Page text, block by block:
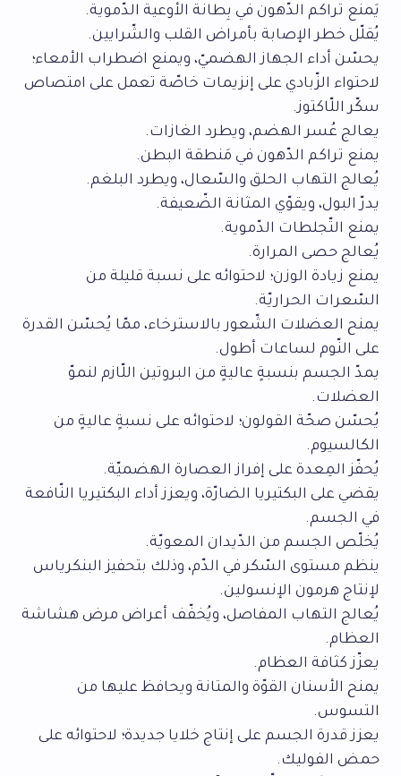
يَمنع تراكم الدّهون في بِطانة الأوعية الدّموية.
يُقلّل خطر الإصابة بأمراض القلب والشّرايين.
يحسّن أداء الجهاز الهضميّ، ويمنع اضطراب الأمعاء؛
لاحتواء الزّبادي على إنزيمات خاصّة تعمل على امتصاص
سكّر اللّاكتوز.
يعالج عُسر الهضم، ويطرد الغازات.
يمنع تراكم الدّهون في مَنطقة البطن.
يُعالج التهاب الحلق والسّعال، ويطرد البلغم.
يدرّ البول، ويقوّي المثانة الضّعيفة.
يمنع التّجلطات الدّموية.
يُعالج حصى المرارة.
يمنع زيادة الوزن؛ لاحتوائه على نسبة قليلة من
السّعرات الحراريّة.
يمنح العضلات الشّعور بالاسترخاء، ممّا يُحسّن القدرة
على النّوم لساعات أطول.
يمدّ الجسم بنسبةٍ عاليةٍ من البروتين اللّازم لنموّ
العضلات.
يُحسّن صحّة القولون؛ لاحتوائه على نسبةٍ عاليةٍ من
الكالسيوم.
يُحفّز المِعدة على إفراز العصارة الهضميّة.
يقضي على البكتيريا الضارّة، ويعزز أداء البكتيريا النّافعة
في الجسم.
يُخلّص الجسم من الدّيدان المعويّة.
ينظم مستوى السّكر في الدّم، وذلك بتحفيز البنكرياس
لإنتاج هرمون الإنسولين.
يُعالج التهاب المفاصل، ويُخفّف أعراض مرض هشاشة
العظام.
يعزّز كثافة العظام.
يمنح الأسنان القوّة والمتانة ويحافظ عليها من
التسوس.
يعزز قدرة الجسم على إنتاج خلايا جديدة؛ لاحتوائه على
حمض الفوليك.